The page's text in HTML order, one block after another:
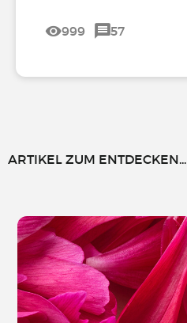
999 57
ARTIKEL ZUM ENTDECKEN...